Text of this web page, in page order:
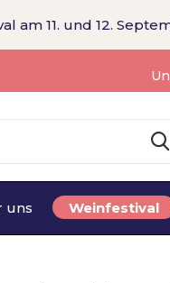
uns Weinfestival
am 11. und 12.